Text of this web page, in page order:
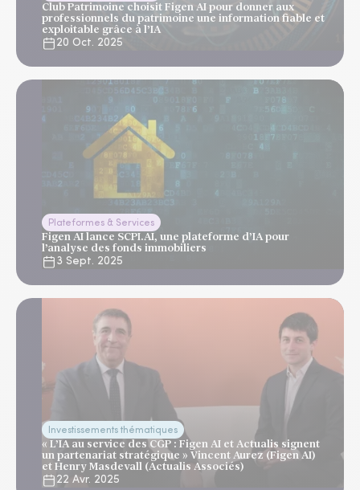
Club Patrimoine choisit Figen AI pour donner aux
professionnels du patrimoine une information fiable et
exploitable grâce à l’IA
20 Oct. 2025
Plateformes & Services
Figen AI lance SCPI.AI, une plateforme d’IA pour
l’analyse des fonds immobiliers
3 Sept. 2025
Investissements thématiques
« L’IA au service des CGP : Figen AI et Actualis signent
un partenariat stratégique » Vincent Aurez (Figen AI)
et Henry Masdevall (Actualis Associés)
22 Avr. 2025